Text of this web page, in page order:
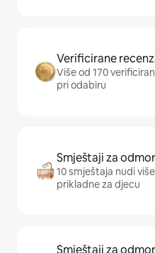
Verificirane
Više od 170
pri odabiru
Smještaji za
10 smještaja nudi
prikladne za djecu
Smještaji za